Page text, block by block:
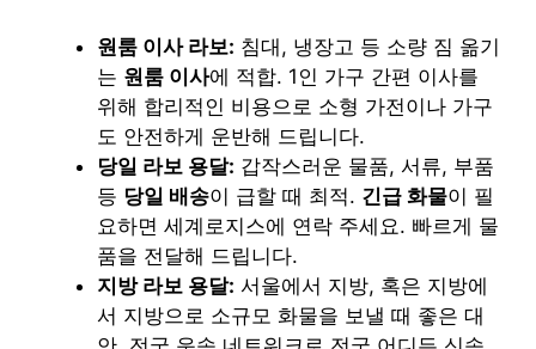
원룸 이사 라보: 침대, 냉장고 등 소량 짐 옮기
는 원룸 이사에 적합. 1인 가구 간편 이사를
위해 합리적인 비용으로 소형 가전이나 가구
도 안전하게 운반해 드립니다.
당일 라보 용달: 갑작스러운 물품, 서류, 부품
등 당일 배송이 급할 때 최적. 긴급 화물이 필
요하면 세계로지스에 연락 주세요. 빠르게 물
품을 전달해 드립니다.
지방 라보 용달: 서울에서 지방, 혹은 지방에
서 지방으로 소규모 화물을 보낼 때 좋은 대